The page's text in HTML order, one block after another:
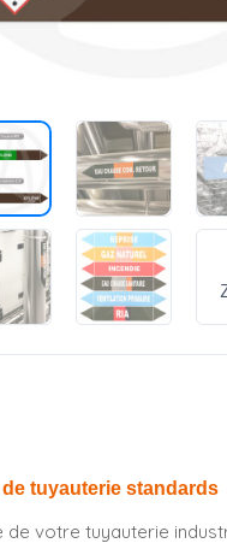
de tuyauterie standards
de votre tuyauterie